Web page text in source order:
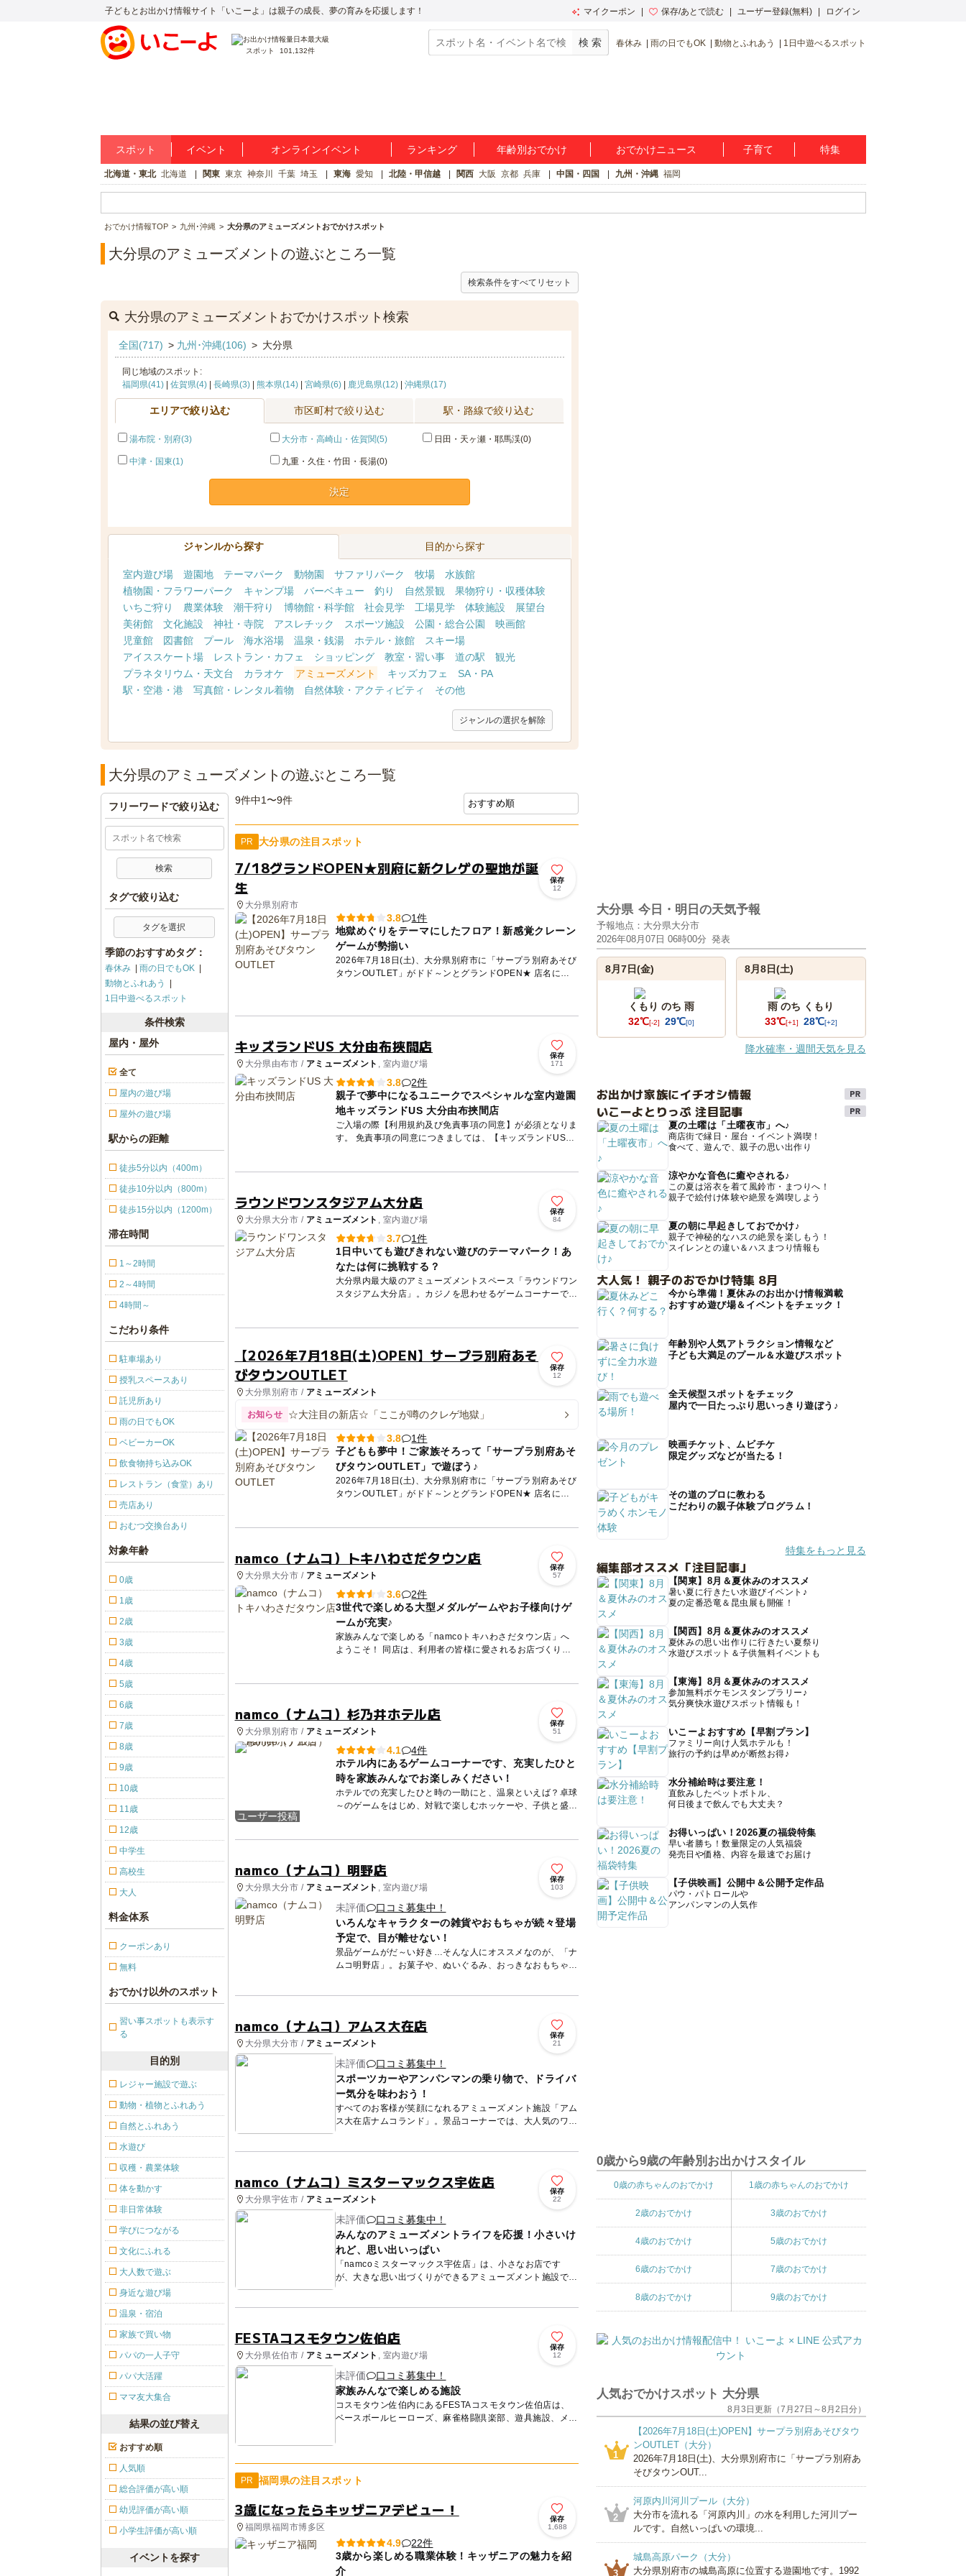
子どもとお出かけ情報サイト「いこーよ」は親子の成長、夢の育みを応援します！ マイクーポン 保存/あとで読む ユーザー登録(無料) ログイン
スポット 101,132件
春休み 雨の日でもOK 動物とふれあう 1日中遊べるスポット
スポット イベント オンラインイベント ランキング 年齢別おでかけ おでかけニュース 子育て 特集
北海道・東北 北海道 関東 東京 神奈川 千葉 埼玉 東海 愛知 北陸・甲信越 関西 大阪 京都 兵庫 中国・四国 九州・沖縄 福岡
おでかけ情報TOP 九州･沖縄 大分県のアミューズメントおでかけスポット
大分県のアミューズメントの遊ぶところ一覧
検索条件をすべてリセット
大分県のアミューズメントおでかけスポット検索
全国(717) > 九州･沖縄(106) > 大分県
同じ地域のスポット:
福岡県(41)| 佐賀県(4)| 長崎県(3)| 熊本県(14)| 宮崎県(6)| 鹿児島県(12)| 沖縄県(17)
エリアで絞り込む 市区町村で絞り込む 駅・路線で絞り込む
湯布院・別府(3) 大分市・高崎山・佐賀関(5) 日田・天ヶ瀬・耶馬渓(0)
中津・国東(1) 九重・久住・竹田・長湯(0)
決定
ジャンルから探す 目的から探す
室内遊び場 遊園地 テーマパーク 動物園 サファリパーク 牧場
水族館
植物園・フラワーパーク
キャンプ場 バーベキュー 釣り 自然景観
果物狩り・収穫体験
いちご狩り
農業体験 潮干狩り 博物館・科学館 社会見学 工場見学 体験施設
展望台
美術館
文化施設 神社・寺院 アスレチック スポーツ施設 公園・総合公園
映画館
児童館
図書館 プール 海水浴場 温泉・銭湯 ホテル・旅館
スキー場
アイススケート場
レストラン・カフェ ショッピング 教室・習い事 道の駅
観光
プラネタリウム・天文台
カラオケ アミューズメント キッズカフェ
SA・PA
駅・空港・港
写真館・レンタル着物 自然体験・アクティビティ その他
ジャンルの選択を解除
大分県のアミューズメントの遊ぶところ一覧
9件中1〜9件
PR 大分県の注目スポット
7/18グランドOPEN★別府に新クレゲの聖地が誕
生
大分県別府市
保存
12
3.8
1件
地獄めぐりをテーマにしたフロア！新感覚クレーン
ゲームが勢揃い
2026年7月18日(土)、大分県別府市に「サープラ別府あそび
タウンOUTLET」がドド～ンとグランドOPEN★ 店名にあ
キッズランドUS 大分由布挾間店
大分県由布市 / アミューズメント , 室内遊び場
保存
171
3.8
2件
親子で夢中になるユニークでスペシャルな室内遊園
地キッズランドUS 大分由布挾間店
ご入場の際【利用規約及び免責事項の同意】が必須となりま
す。 免責事項の同意につきましては、【キッズランドUS店
ラウンドワンスタジアム大分店
大分県大分市 / アミューズメント , 室内遊び場
保存
84
3.7
1件
1日中いても遊びきれない遊びのテーマパーク！あ
なたは何に挑戦する？
大分県内最大級のアミューズメントスペース「ラウンドワン
スタジアム大分店」。カジノを思わせるゲームコーナーで時
【2026年7月18日(土)OPEN】サープラ別府あそ
びタウンOUTLET
大分県別府市 / アミューズメント
保存
12
お知らせ ☆大注目の新店☆「ここが噂のクレゲ地獄」
3.8
1件
子どもも夢中！ご家族そろって「サープラ別府あそ
びタウンOUTLET」で遊ぼう♪
2026年7月18日(土)、大分県別府市に「サープラ別府あそび
タウンOUTLET」がドド～ンとグランドOPEN★ 店名にあ
namco（ナムコ）トキハわさだタウン店
大分県大分市 / アミューズメント
保存
57
3.6
2件
3世代で楽しめる大型メダルゲームやお子様向けゲ
ームが充実♪
家族みんなで楽しめる「namcoトキハわさだタウン店」へ
ようこそ！ 同店は、利用者の皆様に愛されるお店づくりを
namco（ナムコ）杉乃井ホテル店
大分県別府市 / アミューズメント
保存
51
ユーザー投稿
4.1
4件
ホテル内にあるゲームコーナーです、充実したひと
時を家族みんなでお楽しみください！
ホテルでの充実したひと時の一助にと、温泉といえば？卓球
～のゲームをはじめ、対戦で楽しむホッケーや、子供と盛り
namco（ナムコ）明野店
大分県大分市 / アミューズメント , 室内遊び場
保存
103
未評価
口コミ募集中！
いろんなキャラクターの雑貨やおもちゃが続々登場
予定で、目が離せない！
景品ゲームがだ～い好き…そんな人にオススメなのが、「ナ
ムコ明野店」。お菓子や、ぬいぐるみ、おっきなおもちゃ、
namco（ナムコ）アムス大在店
大分県大分市 / アミューズメント
保存
21
未評価
口コミ募集中！
スポーツカーやアンパンマンの乗り物で、ドライバ
ー気分を味わおう！
すべてのお客様が笑顔になれるアミューズメント施設「アム
ス大在店ナムコランド」。景品コーナーでは、大人気のワン
ピース・プリキュア・仮面ライダーなどの景品やお菓子をた
namco（ナムコ）ミスターマックス宇佐店
大分県宇佐市 / アミューズメント
保存
22
未評価
口コミ募集中！
みんなのアミューズメントライフを応援！小さいけ
れど、思い出いっぱい
「namcoミスターマックス宇佐店」は、小さなお店です
が、大きな思い出づくりができるアミューズメント施設で
す。シールプリント機では、みんなでかわいくプリクラ撮
FESTAコスモタウン佐伯店
大分県佐伯市 / アミューズメント , 室内遊び場
保存
12
未評価
口コミ募集中！
家族みんなで楽しめる施設
コスモタウン佐伯内にあるFESTAコスモタウン佐伯店は、
ベースボールヒーローズ、麻雀格闘倶楽部、遊具施設、メダ
プルでも家...
PR 福岡県の注目スポット
3歳になったらキッザニアデビュー！
福岡県福岡市博多区
保存
1,688
4.9
22件
3歳から楽しめる職業体験！キッザニアの魅力を紹
介
フリーワードで絞り込む
タグで絞り込む
タグを選択
季節のおすすめタグ：
春休み
雨の日でもOK
動物とふれあう
1日中遊べるスポット
条件検索
屋内・屋外
全て
屋内の遊び場
屋外の遊び場
駅からの距離
徒歩5分以内（400m）
徒歩10分以内（800m）
徒歩15分以内（1200m）
滞在時間
1～2時間
2～4時間
4時間～
こだわり条件
駐車場あり
授乳スペースあり
託児所あり
雨の日でもOK
ベビーカーOK
飲食物持ち込みOK
レストラン（食堂）あり
売店あり
おむつ交換台あり
対象年齢
0歳
1歳
2歳
3歳
4歳
5歳
6歳
7歳
8歳
9歳
10歳
11歳
12歳
中学生
高校生
大人
料金体系
クーポンあり
無料
おでかけ以外のスポット
習い事スポットも表示す
る
目的別
レジャー施設で遊ぶ
動物・植物とふれあう
自然とふれあう
水遊び
収穫・農業体験
体を動かす
非日常体験
学びにつながる
文化にふれる
大人数で遊ぶ
身近な遊び場
温泉・宿泊
家族で買い物
パパの一人子守
パパ大活躍
ママ友大集合
結果の並び替え
おすすめ順
人気順
総合評価が高い順
幼児評価が高い順
小学生評価が高い順
イベントを探す
大分県 今日・明日の天気予報
予報地点：大分県大分市
2026年08月07日 06時00分 発表
8月7日(金)
くもり のち 雨
32℃[-2] 29℃[0]
8月8日(土)
雨 のち くもり
33℃[+1] 28℃[+2]
降水確率・週間天気を見る
お出かけ家族にイチオシ情報
いこーよとりっぷ 注目記事
夏の土曜は「土曜夜市」へ♪
商店街で縁日・屋台・イベント満喫！
食べて、遊んで、親子の思い出作り
涼やかな音色に癒やされる♪
この夏は浴衣を着て風鈴市・まつりへ！
親子で絵付け体験や絶景を満喫しよう
夏の朝に早起きしておでかけ♪
親子で神秘的なハスの絶景を楽しもう！
スイレンとの違い＆ハスまつり情報も
大人気！ 親子のおでかけ特集 8月
今から準備！夏休みのお出かけ情報満載
おすすめ遊び場＆イベントをチェック！
年齢別や人気アトラクション情報など
子ども大満足のプール＆水遊びスポット
全天候型スポットをチェック
屋内で一日たっぷり思いっきり遊ぼう♪
映画チケット、ムビチケ
限定グッズなどが当たる！
その道のプロに教わる
こだわりの親子体験プログラム！
特集をもっと見る
編集部オススメ「注目記事」
【関東】8月＆夏休みのオススメ
暑い夏に行きたい水遊びイベント♪
夏の定番恐竜＆昆虫展も開催！
【関西】8月＆夏休みのオススメ
夏休みの思い出作りに行きたい夏祭り
水遊びスポット＆子供無料イベントも
【東海】8月＆夏休みのオススメ
参加無料ポケモンスタンプラリー♪
気分爽快水遊びスポット情報も！
いこーよおすすめ【早割プラン】
ファミリー向け人気ホテルも！
旅行の予約は早めが断然お得♪
水分補給時は要注意！
直飲みしたペットボトル、
何日後まで飲んでも大丈夫？
お得いっぱい！2026夏の福袋特集
早い者勝ち！数量限定の人気福袋
発売日や価格、内容を最速でお届け
【子供映画】公開中＆公開予定作品
パウ・パトロールや
アンパンマンの人気作
0歳から9歳の年齢別お出かけスタイル
0歳の赤ちゃんのおでかけ 1歳の赤ちゃんのおでかけ
2歳のおでかけ 3歳のおでかけ
4歳のおでかけ 5歳のおでかけ
6歳のおでかけ 7歳のおでかけ
8歳のおでかけ 9歳のおでかけ
人気おでかけスポット 大分県
8月3日更新（7月27日～8月2日分）
1
【2026年7月18日(土)OPEN】サープラ別府あそびタウ
ンOUTLET（大分）
2026年7月18日(土)、大分県別府市に「サープラ別府あ
そびタウンOUT...
2
河原内川河川プール（大分）
大分市を流れる「河原内川」の水を利用した河川プー
ルです。自然いっぱいの環境...
3
城島高原パーク（大分）
大分県別府市の城島高原に位置する遊園地です。1992